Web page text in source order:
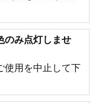
のみ点灯しませ
使用を中止して下